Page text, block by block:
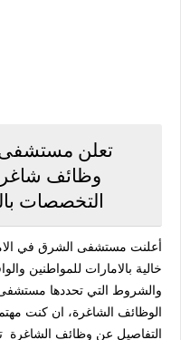
تعلن
وظائف
التخصصات
أعلنت مستشفى الشرق في
خالية بالامارات للمواطنين
والشروط التي تحددها
الوظائف الشاغرة، ان كنت
التفاصيل عن وظائف الشاغرة